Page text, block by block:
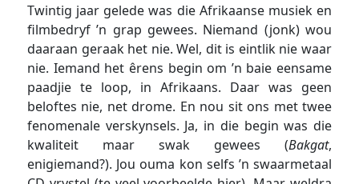
Twintig jaar gelede was die Afrikaanse musiek en
filmbedryf ’n grap gewees. Niemand (jonk) wou
daaraan geraak het nie. Wel, dit is eintlik nie waar
nie. Iemand het êrens begin om ’n baie eensame
paadjie te loop, in Afrikaans. Daar was geen
beloftes nie, net drome. En nou sit ons met twee
fenomenale verskynsels. Ja, in die begin was die
kwaliteit maar swak gewees (Bakgat,
enigiemand?). Jou ouma kon selfs ’n swaarmetaal